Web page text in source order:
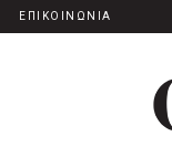
ΕΠΙΚΟΙΝΩΝΙΑ